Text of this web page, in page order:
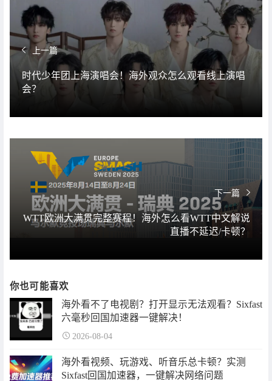
上一篇
时代少年团上海演唱会！海外观众怎么观看线上演唱
会？
下一篇
WTT欧洲大满贯完整赛程！海外怎么看WTT中文解说
直播不延迟/卡顿？
你也可能喜欢
海外看不了电视剧？打开显示无法观看？Sixfast
六毫秒回国加速器一键解决！
2026-08-04
海外看视频、玩游戏、听音乐总卡顿？实测
Sixfast回国加速器，一键解决网络问题